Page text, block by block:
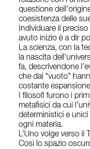
questione
coesistenza delle
Individuare il
avuto inizio è a dir
La scienza, con la
la nascita
fa, descrivendone
che dal “vuoto”
costante
I filosofi furono i
metafisici da cui
deterministici e
ogni materia.
L’Uno volge verso il
Così lo spazio